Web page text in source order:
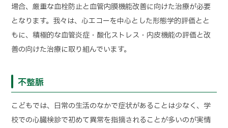
場合、厳重な血栓防止と血管内膜機能改善に向けた治療が必要
となります。我々は、心エコーを中心とした形態学的評価とと
もに、積極的な血管炎症・酸化ストレス・内皮機能の評価と改
善の向けた治療に取り組んでいます。
不整脈
こどもでは、日常の生活のなかで症状があることは少なく、学
校での心臓検診で初めて異常を指摘されることが多いのが実情